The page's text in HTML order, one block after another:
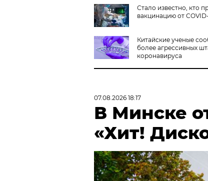
Стало известно, кто
вакцинацию от
Китайские ученые
более агрессивных
коронавируса
07.08.2026 18:17
В Минске
«Хит!